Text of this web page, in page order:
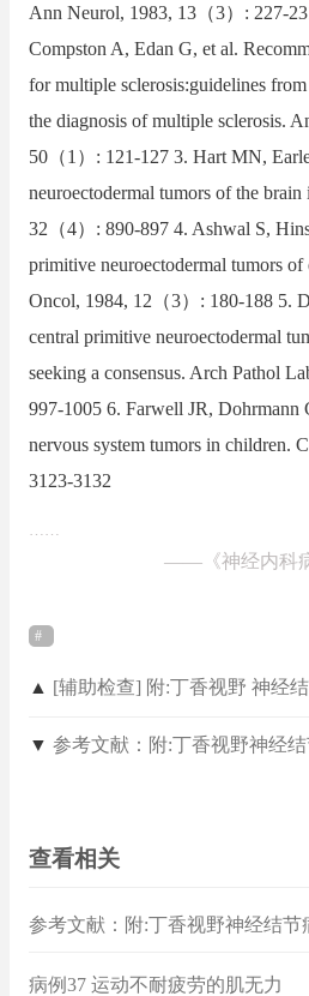
Ann Neurol, 1983, 13（3）: 227-
Compston A, Edan G, et al.
for multiple sclerosis:guidelines
the diagnosis of multiple sclerosis.
50（1）: 121-127 3. Hart MN,
neuroectodermal tumors of the
32（4）: 890-897 4. Ashwal S,
primitive neuroectodermal tumors
Oncol, 1984, 12（3）: 180-188 5.
central primitive neuroectodermal
seeking a consensus. Arch Pathol
997-1005 6. Farwell JR, Dohrmann
nervous system tumors in children.
3123-3132
……
—— 《神经内科
▲ [辅助检查] 附:丁香视野 神经
▼ 参考文献：附:丁香视野神经
查看相关
参考文献：附:丁香视野神经结节
病例37 运动不耐疲劳的肌无力